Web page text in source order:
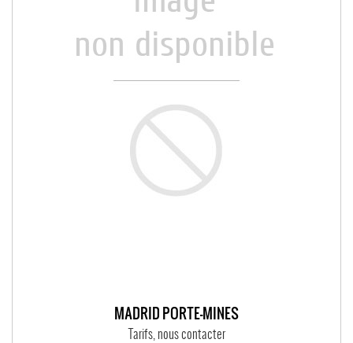
MADRID PORTE-MINES
Tarifs, nous contacter